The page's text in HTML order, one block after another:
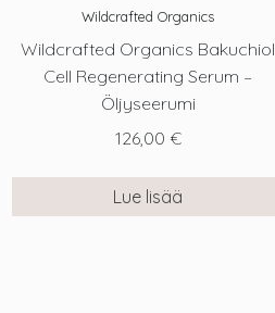
Wildcrafted Organics
Wildcrafted Organics Bakuchiol
Cell Regenerating Serum –
Öljyseerumi
126,00 €
Lue lisää